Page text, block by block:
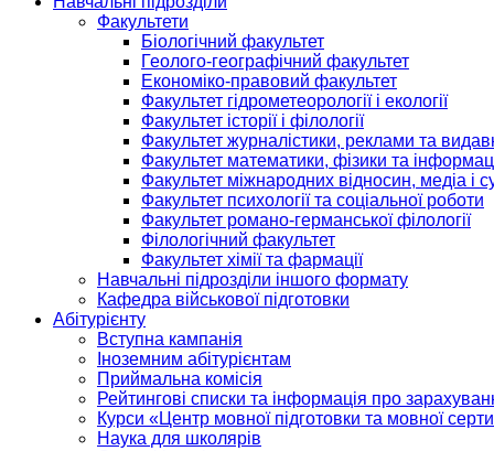
Факультети
Біологічний факультет
Геолого-географічний факультет
Економіко-правовий факультет
Факультет гідрометеорології і екології
Факультет історії і філології
Факультет журналістики, реклами та
Факультет математики, фізики та
Факультет міжнародних відносин, медіа і
Факультет психології та соціальної роботи
Факультет романо-германської філології
Філологічний факультет
Факультет хімії та фармації
Навчальні підрозділи іншого формату
Кафедра військової підготовки
Абітурієнту
Вступна кампанія
Іноземним абітурієнтам
Приймальна комісія
Рейтингові списки та інформація про
Курси «Центр мовної підготовки та мовної
Наука для школярів